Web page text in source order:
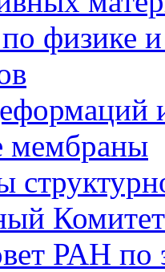
физике
мембраны
РАН по